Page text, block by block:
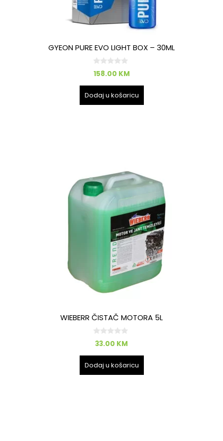
GYEON PURE EVO LIGHT BOX – 30ML
0
o
158.00 KM
Dodaj u košaricu
WIEBERR ČISTAČ MOTORA 5L
0
o33.00 KM
Dodaj u košaricu